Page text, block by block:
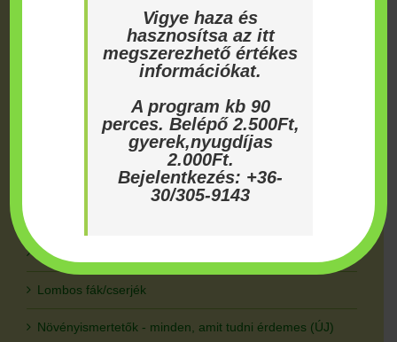
Dézsában, télikertben tartható növények
Egzotikus vetőmagok és szezonális gyümölcsök
Fűszer- és gyógynövények
Kiárusítás/utolsó darabok
Lombos fák/cserjék
Növényismertetők - minden, amit tudni érdemes (ÚJ)
Vigye haza és
hasznosítsa az itt
megszerezhető értékes
információkat.
A program kb 90
perces. Belépő 2.500Ft,
gyerek,nyugdíjas
2.000Ft.
Bejelentkezés: +36-
30/305-9143